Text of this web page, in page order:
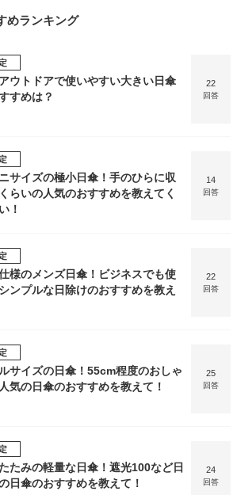
めランキング
ウトドアで使いやすい大きい日傘
すめは？
22
回答
サイズの極小日傘！手のひらに収
らいの人気のおすすめを教えてく
！
14
回答
様のメンズ日傘！ビジネスでも使
ンプルな日除けのおすすめを教え
22
回答
サイズの日傘！55cm程度のおしゃ
気の日傘のおすすめを教えて！
25
回答
たみの軽量な日傘！遮光100など日
日傘のおすすめを教えて！
24
回答